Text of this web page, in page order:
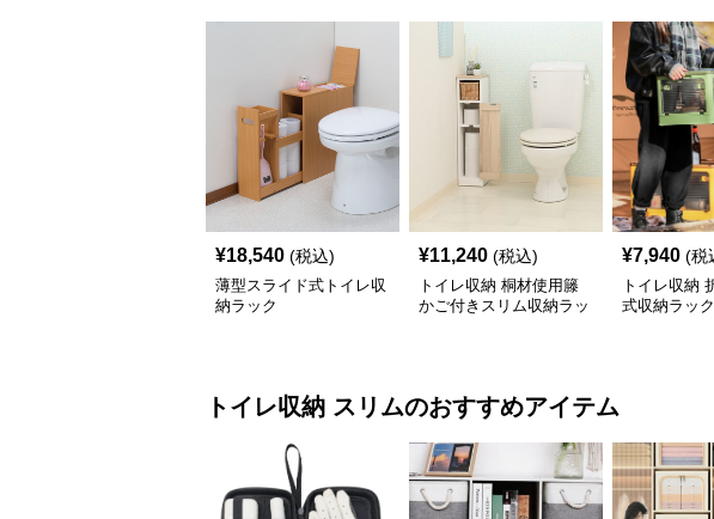
¥18,540 (税込)
薄型スライド式トイレ収
納ラック
¥11,240 (税込)
トイレ収納 桐材使用籐
かご付きスリム収納ラッ
¥7,940 (税
トイレ収納
式収納ラッ
トイレ収納 スリムのおすすめアイテム